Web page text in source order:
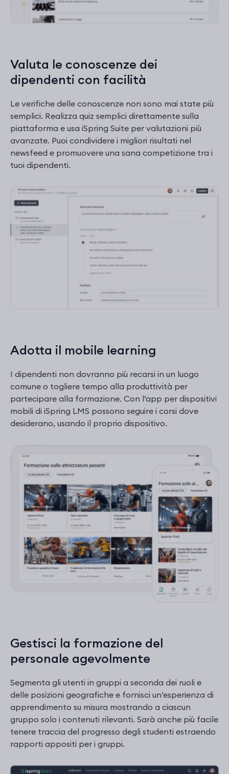
Valuta le conoscenze dei
dipendenti con facilità
Le verifiche delle conoscenze non sono mai state più
semplici. Realizza quiz semplici direttamente sulla
piattaforma e usa iSpring Suite per valutazioni più
avanzate. Puoi condividere i migliori risultati nel
newsfeed e promuovere una sana competizione tra i
tuoi dipendenti.
Adotta il mobile learning
I dipendenti non dovranno più recarsi in un luogo
comune o togliere tempo alla produttività per
partecipare alla formazione. Con l’app per dispositivi
mobili di iSpring LMS possono seguire i corsi dove
desiderano, usando il proprio dispositivo.
Gestisci la formazione del
personale agevolmente
Segmenta gli utenti in gruppi a seconda dei ruoli e
delle posizioni geografiche e fornisci un’esperienza di
apprendimento su misura mostrando a ciascun
gruppo solo i contenuti rilevanti. Sarà anche più facile
tenere traccia del progresso degli studenti estraendo
rapporti appositi per i gruppi.